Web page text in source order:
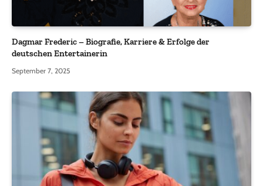
Dagmar Frederic – Biografie, Karriere & Erfolge der
deutschen Entertainerin
September 7, 2025